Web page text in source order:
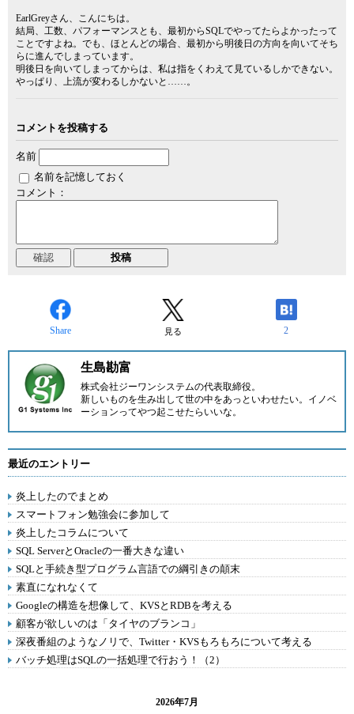
EarlGreyさん、こんにちは。
結局、工数、パフォーマンスとも、最初からSQLでやってたらよかったって
ことですよね。でも、ほとんどの場合、最初から明後日の方向を向いてそち
らに進んでしまっています。
明後日を向いてしまってからは、私は指をくわえて見ているしかできない。
やっぱり、上流が変わるしかないと……。
コメントを投稿する
名前
名前を記憶しておく
コメント：
Share 見る 2
生島勘富
株式会社ジーワンシステムの代表取締役。
新しいものを生み出して世の中をあっといわせたい。イノベ
ーションってやつ起こせたらいいな。
最近のエントリー
炎上したのでまとめ
スマートフォン勉強会に参加して
炎上したコラムについて
SQL ServerとOracleの一番大きな違い
SQLと手続き型プログラム言語での綱引きの顛末
素直になれなくて
Googleの構造を想像して、KVSとRDBを考える
顧客が欲しいのは「タイヤのブランコ」
深夜番組のようなノリで、Twitter・KVSもろもろについて考える
バッチ処理はSQLの一括処理で行おう！（2）
2026年7月